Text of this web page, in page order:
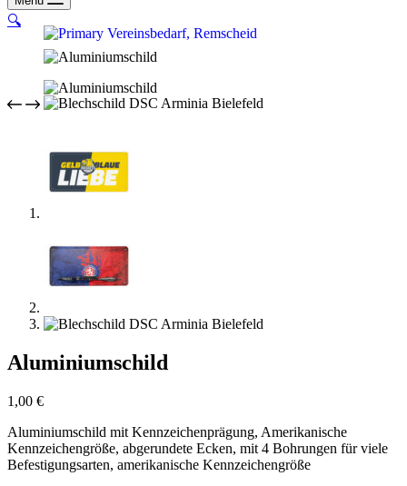
🔍
Aluminiumschild
1,00 €
Aluminiumschild mit Kennzeichenprägung, Amerikanische
Kennzeichengröße, abgerundete Ecken, mit 4 Bohrungen für viele
Befestigungsarten, amerikanische Kennzeichengröße